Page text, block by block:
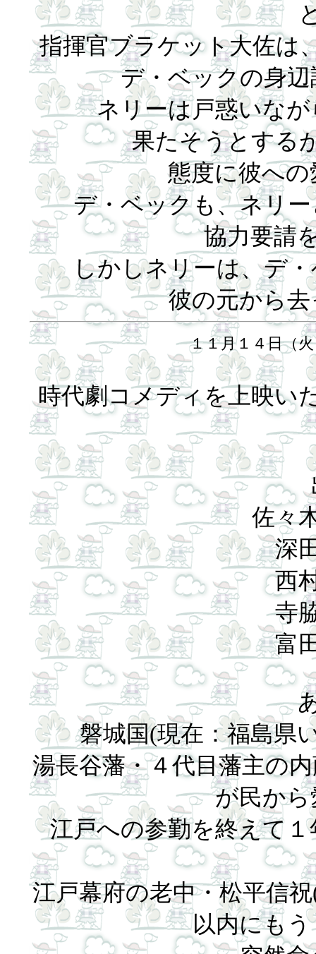
指揮官ブラケット大佐は
デ・ベックの身
ネリーは戸惑いな
果たそうとする
態度に彼へ
デ・ベックも、ネリ
協力要請
しかしネリーは、デ
彼の元から
１１月１４日（
時代劇コメディを上映い
佐々
深
西
寺
富
磐城国(現在：福島県
湯長谷藩・４代目藩主の
が民か
江戸への参勤を終えて
江戸幕府の老中・松平信
以内にも